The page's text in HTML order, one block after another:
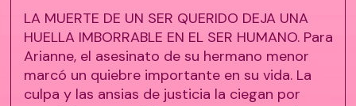
LA MUERTE DE UN SER QUERIDO DEJA UNA
HUELLA IMBORRABLE EN EL SER HUMANO. Para
Arianne, el asesinato de su hermano menor
marcó un quiebre importante en su vida. La
culpa y las ansias de justicia la ciegan por